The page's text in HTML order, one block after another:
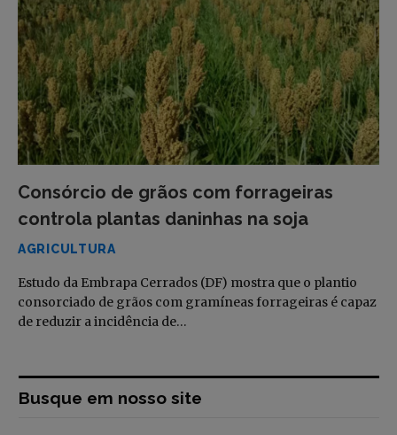
Consórcio de grãos com forrageiras
controla plantas daninhas na soja
AGRICULTURA
Estudo da Embrapa Cerrados (DF) mostra que o plantio
consorciado de grãos com gramíneas forrageiras é capaz
de reduzir a incidência de…
Busque em nosso site